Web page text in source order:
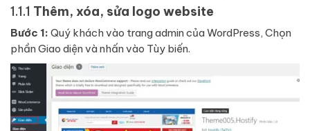
1.1.1 Thêm, xóa, sửa logo website
Bước 1: Quý khách vào trang admin của WordPress, Chọn
phần Giao diện và nhấn vào Tùy biến.